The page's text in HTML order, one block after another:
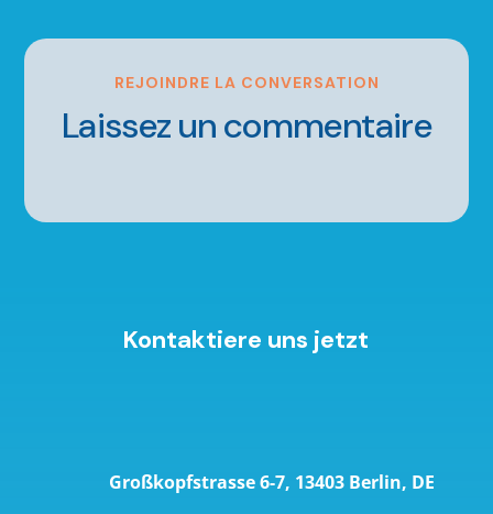
REJOINDRE LA CONVERSATION
Laissez un commentaire
Kontaktiere uns jetzt
Großkopfstrasse 6-7, 13403 Berlin, DE